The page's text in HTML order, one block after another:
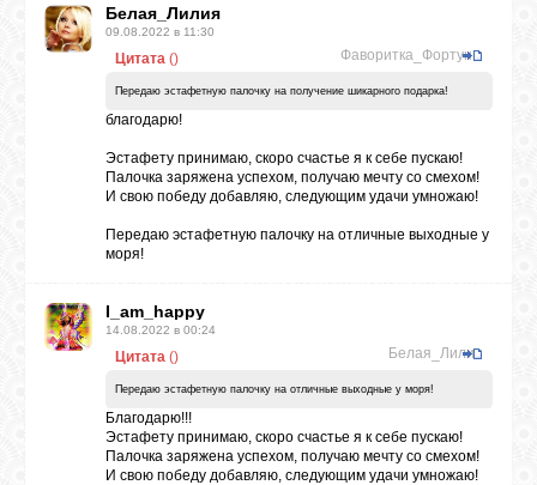
Белая_Лилия
09.08.2022 в 11:30
Цитата Фаворитка_Фортуны
()
Передаю эстафетную палочку на получение шикарного подарка!
благодарю!
Эстафету принимаю, скоро счастье я к себе пускаю!
Палочка заряжена успехом, получаю мечту со смехом!
И свою победу добавляю, следующим удачи умножаю!
Передаю эстафетную палочку на отличные выходные у
моря!
I_am_happy
14.08.2022 в 00:24
Цитата Белая_Лилия
()
Передаю эстафетную палочку на отличные выходные у моря!
Благодарю!!!
Эстафету принимаю, скоро счастье я к себе пускаю!
Палочка заряжена успехом, получаю мечту со смехом!
И свою победу добавляю, следующим удачи умножаю!